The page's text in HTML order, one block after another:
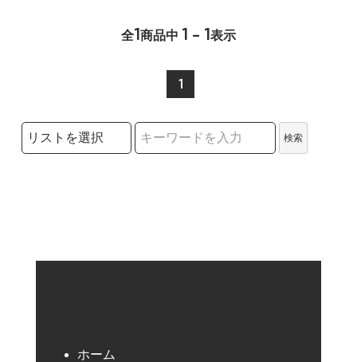
全1商品中 1 - 1表示
1
検索リストの選択
検索
ホーム